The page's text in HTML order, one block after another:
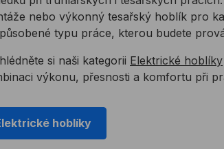
nebo výkonný tesařský hoblík pro
typu práce, kterou budete
si naši kategorii Elektrické hoblíky
výkonu, přesnosti a komfortu při
hoblíky